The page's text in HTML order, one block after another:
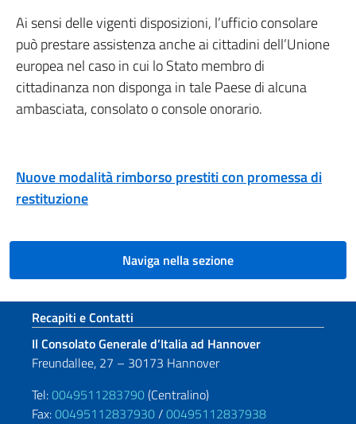
Ai sensi delle vigenti disposizioni, l’ufficio consolare
può prestare assistenza anche ai cittadini dell’Unione
europea nel caso in cui lo Stato membro di
cittadinanza non disponga in tale Paese di alcuna
ambasciata, consolato o console onorario.
Nuove modalità rimborso prestiti con promessa di
restituzione
Naviga nella sezione
Sezione footer
Recapiti e Contatti
Il Consolato Generale d’Italia ad Hannover
Freundallee, 27 – 30173 Hannover
Tel:0049511283790(Centralino)
Fax:00495112837930/00495112837938